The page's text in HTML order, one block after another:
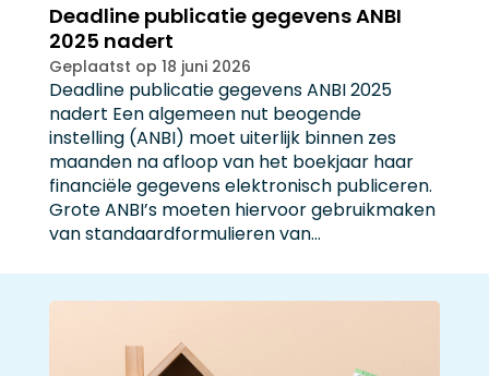
Deadline publicatie gegevens ANBI
2025 nadert
Geplaatst op 18 juni 2026
Deadline publicatie gegevens ANBI 2025
nadert Een algemeen nut beogende
instelling (ANBI) moet uiterlijk binnen zes
maanden na afloop van het boekjaar haar
financiële gegevens elektronisch publiceren.
Grote ANBI’s moeten hiervoor gebruikmaken
van standaardformulieren van…